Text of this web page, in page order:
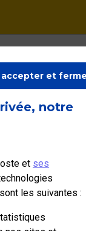
notre
et ses
les suivantes :
accepter et